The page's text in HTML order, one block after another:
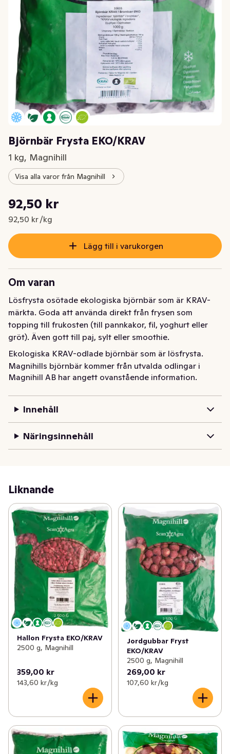
Björnbär Frysta EKO/KRAV
1 kg, Magnihill
Visa alla varor från Magnihill
Nuvarande pris är: 92,50 kr
92,50 kr
92,50 kr /kg
Styckpris: 92,50 kr /kg
Lägg till i varukorgen
Om varan
Lösfrysta osötade ekologiska björnbär som är KRAV-
märkta. Goda att använda direkt från frysen som
topping till frukosten (till pannkakor, fil, yoghurt eller
gröt). Även gott till paj, sylt eller smoothie.
Ekologiska KRAV-odlade björnbär som är lösfrysta.
Magnihills björnbär kommer från utvalda odlingar i
Serbien. Björnbären skördas när de är som bäst,
(till pannkakor, fil, yoghurt eller gröt). Även gott till paj,
Magnihill AB har angett ovanstående information.
Innehåll
Näringsinnehåll
Liknande
Hallon Frysta EKO/KRAV
2500 g, Magnihill
359,00 kr
143,60 kr /kg
Jordgubbar Fryst
EKO/KRAV
2500 g, Magnihill
269,00 kr
107,60 kr /kg